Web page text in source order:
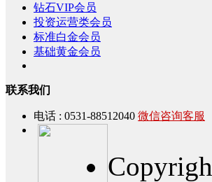
钻石VIP会员
投资运营类会员
标准白金会员
基础黄金会员
联系我们
电话 : 0531-88512040 微信咨询客服